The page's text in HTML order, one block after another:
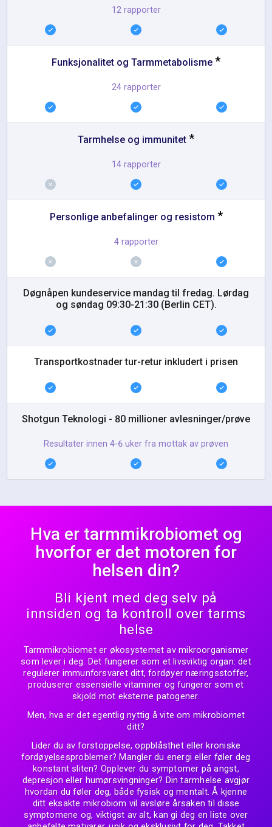
12 rapporter
Funksjonalitet og Tarmmetabolisme *
24 rapporter
Tarmhelse og immunitet *
14 rapporter
Personlige anbefalinger og resistom *
4 rapporter
Døgnåpen kundeservice mandag til fredag. Lørdag
og søndag 09:30-21:30 (Berlin CET).
Transportkostnader tur-retur inkludert i prisen
Shotgun Teknologi - 80 millioner avlesninger/prøve
Resultater innen 4-6 uker fra mottak av prøven
Hva er tarmmikrobiomet og
hvorfor er det motoren for
helsen din?
Bli kjent med deg selv på
innsiden og ta kontroll over tarms
helse
Tarmmikrobiomet er økosystemet av mikroorganismer
som lever i deg. Det fungerer som et livsviktig organ: det
regulerer immunforsvaret ditt, fordøyer næringsstoffer,
produserer essensielle vitaminer og fungerer som et
skjold mot eksterne patogener.
Men, hva er det egentlig nyttig å vite om mikrobiomet
ditt?
Lider du av forstoppelse, oppblåsthet eller kroniske
fordøyelsesproblemer? Mangler du energi eller føler deg
konstant sliten? Opplever du symptomer på angst,
depresjon eller humørsvingninger? Din tarmhelse avgjør
hvordan du føler deg, både fysisk og mentalt. Å kjenne
ditt eksakte mikrobiom vil avsløre årsaken til disse
symptomene og, viktigst av alt, kan gi deg en liste over